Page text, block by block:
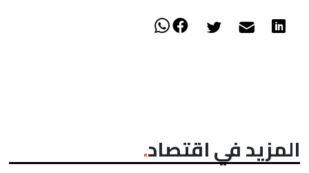
المزيد في اقتصاد